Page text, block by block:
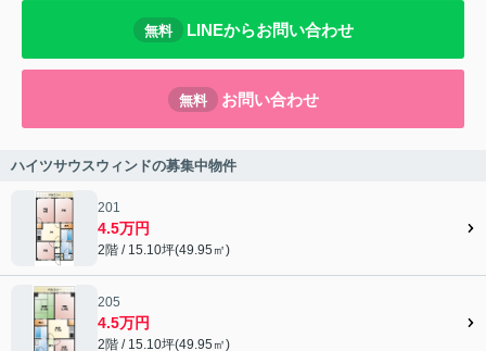
無料 LINEからお問い合わせ
無料 お問い合わせ
ハイツサウスウィンドの募集中物件
201
4.5万円
2階 / 15.10坪(49.95㎡)
205
4.5万円
2階 / 15.10坪(49.95㎡)